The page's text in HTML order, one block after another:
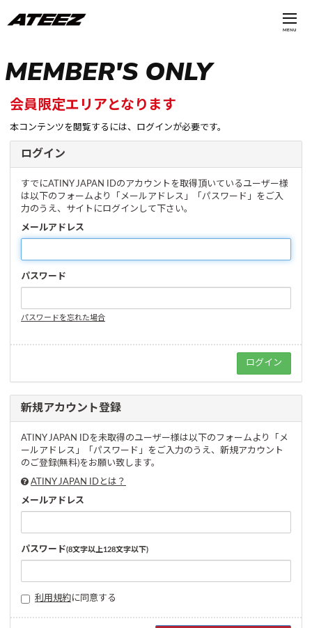
MENU
MEMBER'S ONLY
会員限定エリアとなります
本コンテンツを閲覧するには、ログインが必要です。
ログイン
すでにATINY JAPAN IDのアカウントを取得頂いているユーザー様
は以下のフォームより「メールアドレス」「パスワード」をご入
力のうえ、サイトにログインして下さい。
メールアドレス
パスワード
パスワードを忘れた場合
新規アカウント登録
ATINY JAPAN IDを未取得のユーザー様は以下のフォームより「メ
ールアドレス」「パスワード」をご入力のうえ、新規アカウント
のご登録(無料)をお願い致します。
ATINY JAPAN IDとは？
メールアドレス
パスワード(8文字以上128文字以下)
利用規約に同意する